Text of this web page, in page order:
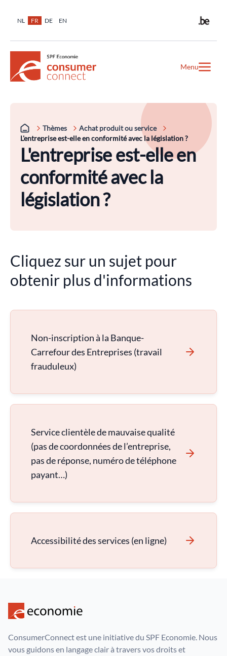
NL FR DE EN
Menu
Thèmes
Achat produit ou service
L'entreprise est-elle en conformité avec la législation ?
L'entreprise est-elle en
conformité avec la
législation ?
Cliquez sur un sujet pour
obtenir plus d'informations
Non-inscription à la Banque-
Carrefour des Entreprises (travail
frauduleux)
Service clientèle de mauvaise qualité
(pas de coordonnées de l’entreprise,
pas de réponse, numéro de téléphone
payant…)
Accessibilité des services (en ligne)
ConsumerConnect est une initiative du SPF Economie. Nous
vous guidons en langage clair à travers vos droits et